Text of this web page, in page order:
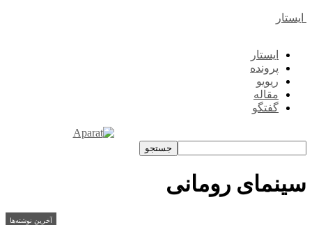
ایستار
ایستار
پرونده
ریویو
مقاله
گفتگو
سینمای رومانی
آخرین نوشته‌ها